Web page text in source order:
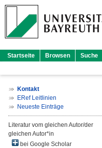
Startseite Browsen Suche
Kontakt
ERef Leitlinien
Neueste Einträge
Literatur vom gleichen Autor/der
gleichen Autor*in
bei Google Scholar